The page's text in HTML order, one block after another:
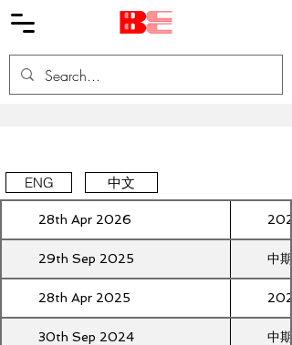
ENG 中文
28th Apr 2026
29th Sep 2025 中
28th Apr 2025
30th Sep 2024 中